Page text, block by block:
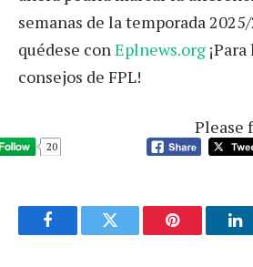
semanas de la temporada
quédese conEplnews.org
consejos de FPL!
Please
20
FacebookTwitter Pinterest